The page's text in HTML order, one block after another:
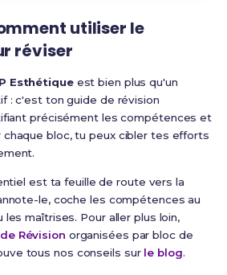
utiliser le
réviser
Esthétiqueest bien plus qu'un
: c'est ton guide de révision
précisément les compétences et
bloc, tu peux cibler tes efforts
est ta feuille de route vers la
le, coche les compétences au
maîtrises. Pour aller plus loin,
Révision organisées par bloc de
tous nos conseils sur le blog.